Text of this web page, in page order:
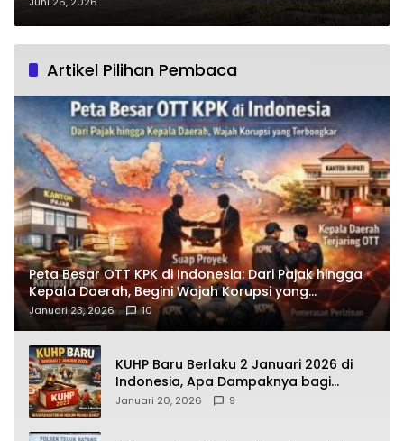
Purworejo Abaikan Keselamatan
Artikel Pilihan Pembaca
Peta Besar OTT KPK di Indonesia: Dari Pajak hingga
Kepala Daerah, Begini Wajah Korupsi yang
Terbongkar
Januari 23, 2026 10
KUHP Baru Berlaku 2 Januari 2026 di
Indonesia, Apa Dampaknya bagi
Kehidupan Warga? Ini Aturan Kunci
Januari 20, 2026 9